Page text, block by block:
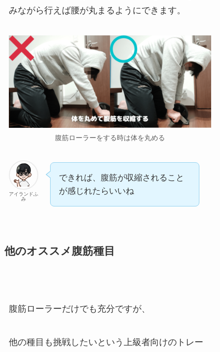
みながら行えば腰が丸まるようにできます。
腹筋ローラーをする時は体を丸める
アイランドふ
み
できれば、腹筋が収縮されること
が感じれたらいいね
他のオススメ腹筋種目
腹筋ローラーだけでも充分ですが、
他の種目も挑戦したいという上級者向けのトレー